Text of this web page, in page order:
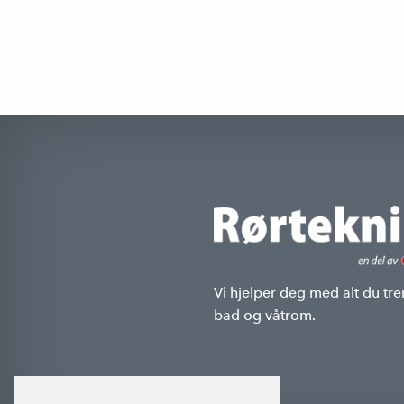
Vi hjelper deg med alt du
bad og våtrom.